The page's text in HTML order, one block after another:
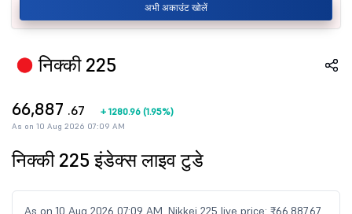
अभी अकाउंट खोलें
निक्की 225
66,887 .67 + 1280.96 (1.95%)
As on 10 Aug 2026 07:09 AM
निक्की 225 इंडेक्स लाइव टुडे
As on 10 Aug 2026 07:09 AM, Nikkei 225 live price: ₹66,887.67,